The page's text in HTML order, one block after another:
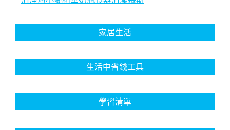
家居生活
生活中省錢工具
學習清單